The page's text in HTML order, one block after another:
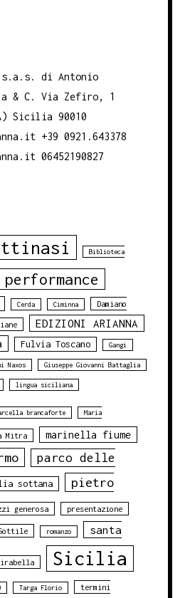
di Antonio
& C. Via Zefiro, 1
Sicilia 90010
+39 0921.643378
06452190827
Biblioteca
performance
Cerda Ciminna Damiano
EDIZIONI ARIANNA
Fulvia Toscano Gangi
Naxos Giuseppe Giovanni Battaglia
lingua siciliana
brancaforte Maria
Mitra marinella fiume
parco delle
sottana
pietro
generosa presentazione
romanzo santa
Sicilia
Targa Florio termini